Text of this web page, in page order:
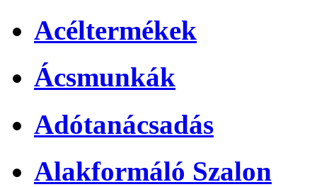
Acéltermékek
Ácsmunkák
Adótanácsadás
Alakformáló Szalon